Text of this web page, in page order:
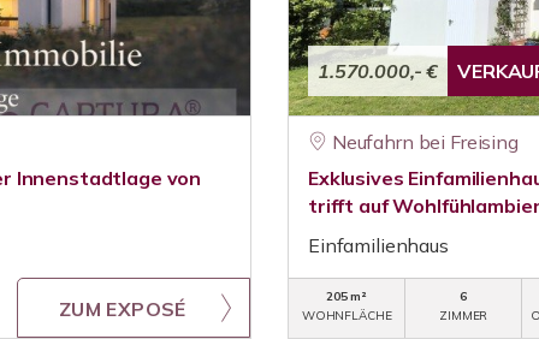
Innenstadtlage von
ZUM EXPOSÉ
1.570.000,- €
Neufahrn bei Freising
Exklusives
trifft auf
Einfamilienhaus
205 m²
WOHNFLÄCHE
6
ZIMMER